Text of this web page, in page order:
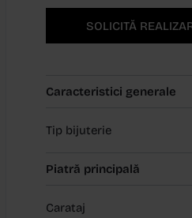
SOLICITĂ
Caracteristici generale
Tip bijuterie
Piatră principală
Carataj